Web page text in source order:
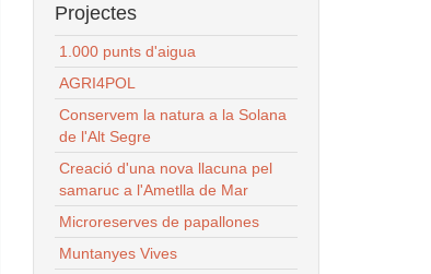
Projectes
1.000 punts d'aigua
AGRI4POL
Conservem la natura a la Solana
de l'Alt Segre
Creació d'una nova llacuna pel
samaruc a l'Ametlla de Mar
Microreserves de papallones
Muntanyes Vives